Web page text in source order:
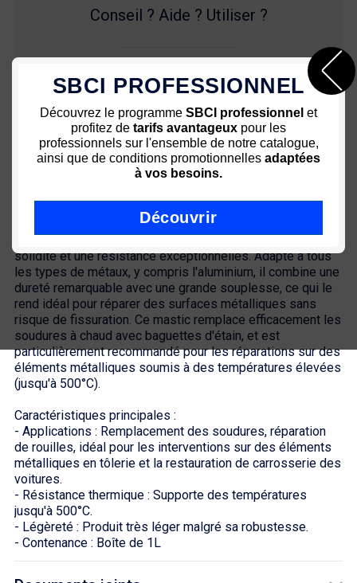
Description
En savoir plus sur lemastic métal
solidité et une résistance exceptionnelles. Adapté à tous
les types de métaux, y compris l'aluminium, il combine une
dureté remarquable avec une grande souplesse, ce qui le
rend idéal pour réparer des surfaces métalliques sans
risque de fissuration. Ce mastic remplace efficacement les
soudures à chaud avec baguettes d'étain, et est
particulièrement recommandé pour les réparations sur des
éléments métalliques soumis à des températures élevées
(jusqu'à 500°C).
Caractéristiques principales :
- Applications : Remplacement des soudures, réparation
de rouilles, idéal pour les interventions sur des éléments
métalliques en tôlerie et la restauration de carrosserie des
voitures.
- Résistance thermique : Supporte des températures
jusqu'à 500°C.
- Légèreté : Produit très léger malgré sa robustesse.
- Contenance : Boîte de 1L
Conseil ? Aide ? Utiliser ?
03 80 35 53 64
SBCI PROFESSIONNEL
Découvrez le programme SBCI professionnel et
profitez de tarifs avantageux pour les
professionnels sur l'ensemble de notre catalogue,
ainsi que de conditions promotionnelles adaptées
à vos besoins.
Découvrir